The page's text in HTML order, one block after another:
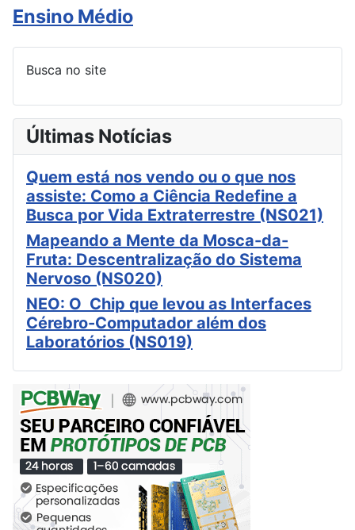
Ensino Médio
Busca no site
Últimas Notícias
Quem está nos vendo ou o que nos
assiste: Como a Ciência Redefine a
Busca por Vida Extraterrestre (NS021)
Mapeando a Mente da Mosca-da-
Fruta: Descentralização do Sistema
Nervoso (NS020)
NEO: O Chip que levou as Interfaces
Cérebro-Computador além dos
Laboratórios (NS019)